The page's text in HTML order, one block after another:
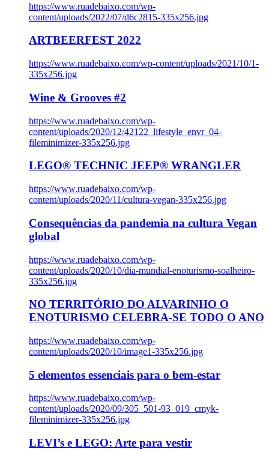
https://www.ruadebaixo.com/wp-
content/uploads/2022/07/d6c2815-335x256.jpg
ARTBEERFEST 2022
https://www.ruadebaixo.com/wp-content/uploads/2021/10/1-
335x256.jpg
Wine & Grooves #2
https://www.ruadebaixo.com/wp-
content/uploads/2020/12/42122_lifestyle_envr_04-
fileminimizer-335x256.jpg
LEGO® TECHNIC JEEP® WRANGLER
https://www.ruadebaixo.com/wp-
content/uploads/2020/11/cultura-vegan-335x256.jpg
Consequências da pandemia na cultura Vegan
global
https://www.ruadebaixo.com/wp-
content/uploads/2020/10/dia-mundial-enoturismo-soalheiro-
335x256.jpg
NO TERRITÓRIO DO ALVARINHO O
ENOTURISMO CELEBRA-SE TODO O ANO
https://www.ruadebaixo.com/wp-
content/uploads/2020/10/image1-335x256.jpg
5 elementos essenciais para o bem-estar
https://www.ruadebaixo.com/wp-
content/uploads/2020/09/305_501-93_019_cmyk-
fileminimizer-335x256.jpg
LEVI’s e LEGO: Arte para vestir